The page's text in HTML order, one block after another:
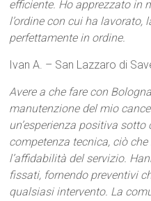
efficiente. Ho apprezzato in
l’ordine con cui ha lavorato,
perfettamente in ordine.
Ivan A. – San Lazzaro di
Avere a che fare con
manutenzione del mio
un’esperienza positiva
competenza tecnica, ciò
l’affidabilità del servizio.
fissati, fornendo preventivi
qualsiasi intervento. La